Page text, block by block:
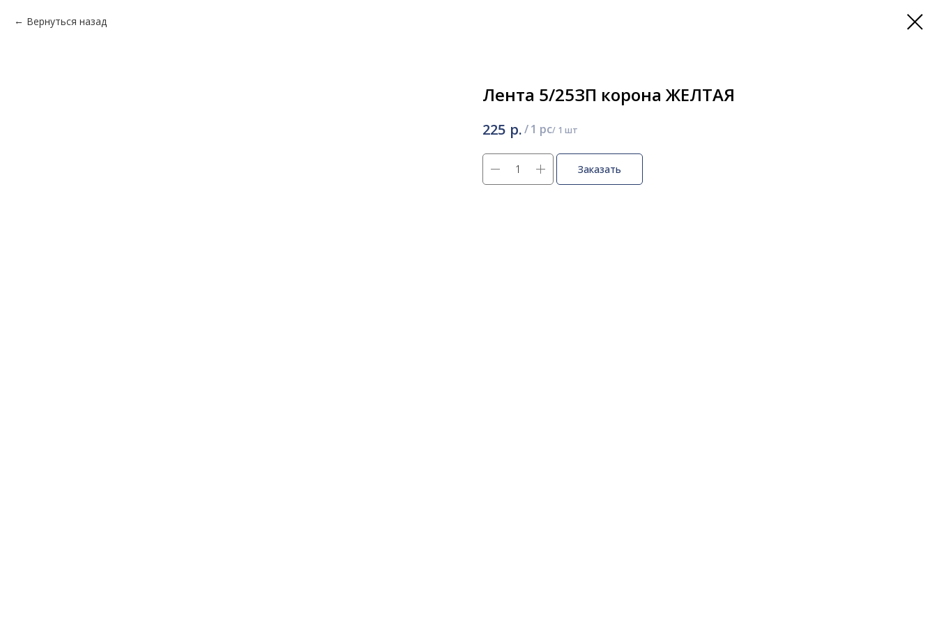
Вернуться назад
Лента 5/25ЗП корона ЖЕЛТАЯ
225 р./1 pc
Заказать